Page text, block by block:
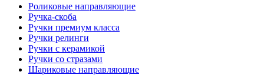
Роликовые направляющие
Ручка-скоба
Ручки премиум класса
Ручки релинги
Ручки с керамикой
Ручки со стразами
Шариковые направляющие